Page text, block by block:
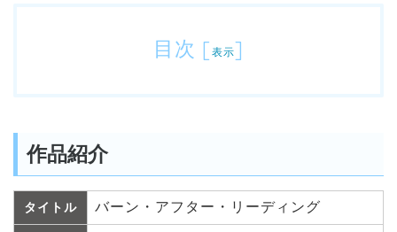
目次 [ 表示]
作品紹介
タイトル バーン・アフター・リーディング